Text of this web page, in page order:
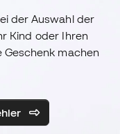
der Auswahl der
Kind oder Ihren
Geschenk machen